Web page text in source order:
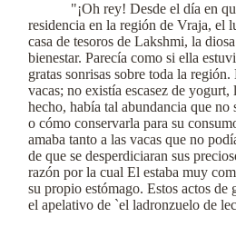
"¡Oh rey! Desde el día en
residencia en la región de Vraja, el
casa de tesoros de Lakshmi, la
bienestar. Parecía como si ella
gratas sonrisas sobre toda la
vacas; no existía escasez de
hecho, había tal abundancia que no
o cómo conservarla para su
amaba tanto a las vacas que no
de que se desperdiciaran sus
razón por la cual El estaba muy
su propio estómago. Estos actos de
el apelativo de `el ladronzuelo de